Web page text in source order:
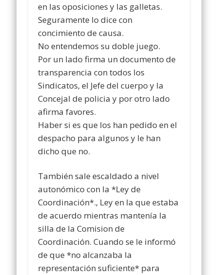
en las oposiciones y las galletas.
Seguramente lo dice con
concimiento de causa.
No entendemos su doble juego.
Por un lado firma un documento de
transparencia con todos los
Sindicatos, el Jefe del cuerpo y la
Concejal de policia y por otro lado
afirma favores.
Haber si es que los han pedido en el
despacho para algunos y le han
dicho que no.
También sale escaldado a nivel
autonómico con la *Ley de
Coordinación*., Ley en la que estaba
de acuerdo mientras mantenía la
silla de la Comision de
Coordinación. Cuando se le informó
de que *no alcanzaba la
representación suficiente* para